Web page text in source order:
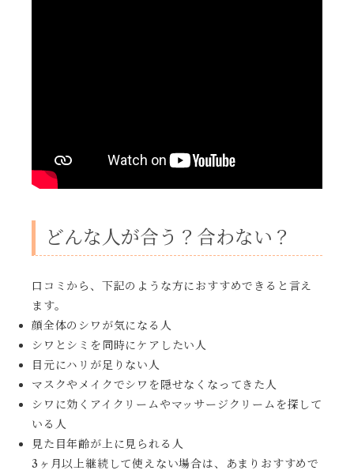
どんな人が合う？合わない？
口コミから、下記のような方におすすめできると言え
ます。
顔全体のシワが気になる人
シワとシミを同時にケアしたい人
目元にハリが足りない人
マスクやメイクでシワを隠せなくなってきた人
シワに効くアイクリームやマッサージクリームを探して
いる人
見た目年齢が上に見られる人
3ヶ月以上継続して使えない場合は、あまりおすすめで